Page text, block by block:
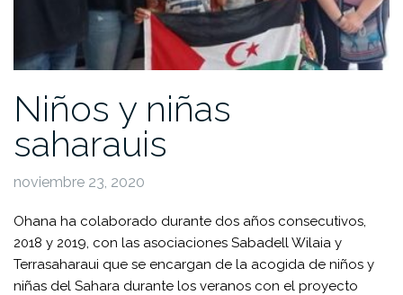
Niños y niñas
saharauis
noviembre 23, 2020
Ohana ha colaborado durante dos años consecutivos,
2018 y 2019, con las asociaciones Sabadell Wilaia y
Terrasaharaui que se encargan de la acogida de niños y
niñas del Sahara durante los veranos con el proyecto